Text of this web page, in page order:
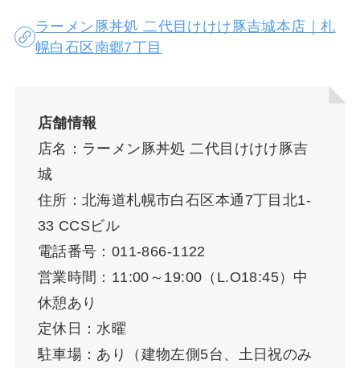
ラーメン豚丼処 二代目けけけ豚吉城本店｜札
幌白石区南郷7丁目
店舗情報
店名：ラーメン豚丼処 二代目けけけ豚吉
城
住所：北海道札幌市白石区本通7丁目北1-
33 CCSビル
電話番号：011-866-1122
営業時間：11:00～19:00（L.O18:45）中
休憩あり
定休日：水曜
駐車場：あり（建物左側5台、土日祝のみ